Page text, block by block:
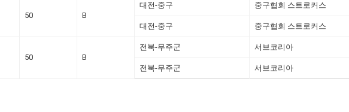
50 B
대전-중구 중구협회 스트로커스
대전-중구 중구협회 스트로커스
50 B
전북-무주군 서브코리아
전북-무주군 서브코리아